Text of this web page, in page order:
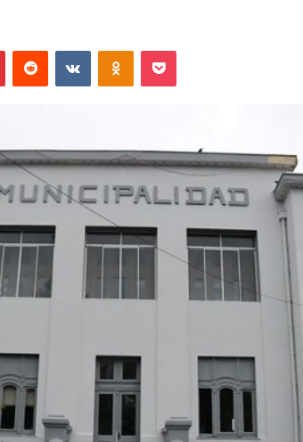
PinterestReddit VKontakteOdnoklassniki
Pocket